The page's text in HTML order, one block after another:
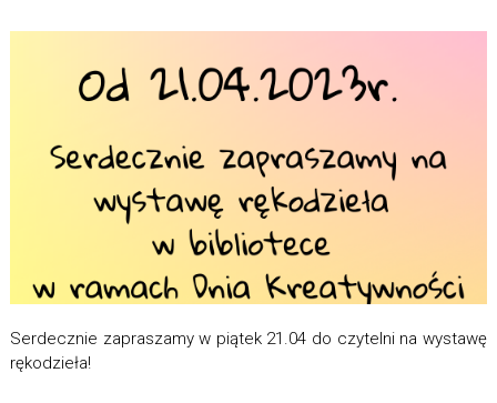
Serdecznie zapraszamy w piątek 21.04 do czytelni na wystawę
rękodzieła!